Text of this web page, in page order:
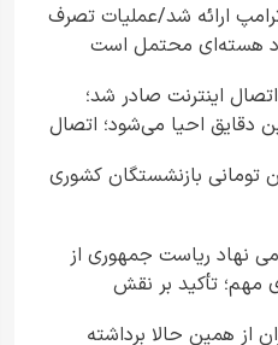
ارائه شد/عملیات تصرف
هسته‌ای محتمل است
اینترنت صادر شد؛
دقایق احیا می‌شود؛ اتصال
وام ۷۵ میلیون تومانی بازنشستگان کشوری
نهاد ریاست جمهوری از
مهم؛ تأکید بر نقش
ارتقای آگاهی عمومی
از همین حالا برداشته